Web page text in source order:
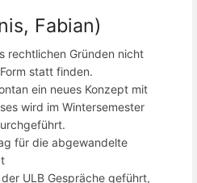
Fabian)
rechtlichen Gründen nicht
statt finden.
ein neues Konzept mit
wird im Wintersemester
für die abgewandelte
ULB Gespräche geführt,